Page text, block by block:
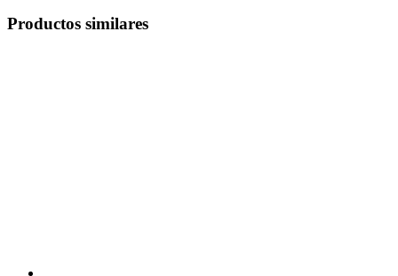
Productos similares